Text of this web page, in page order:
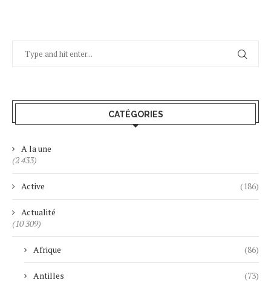
CATÉGORIES
A la une
(2 433)
Active (186)
Actualité
(10 309)
Afrique (86)
Antilles (73)